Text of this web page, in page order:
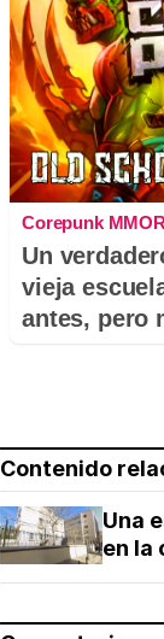
Corepunk
Un
vieja
antes, pero
Contenido
Una
en la